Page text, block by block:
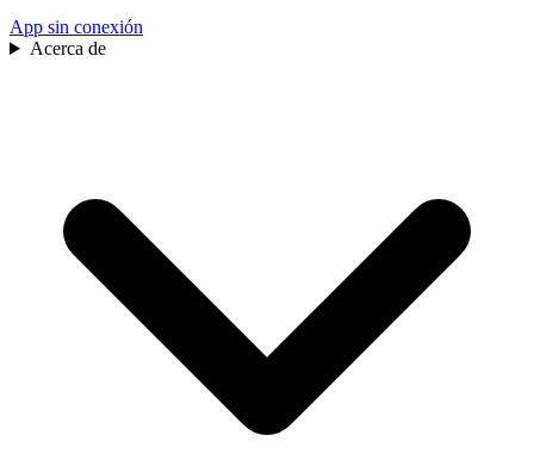
App sin conexión
Acerca de